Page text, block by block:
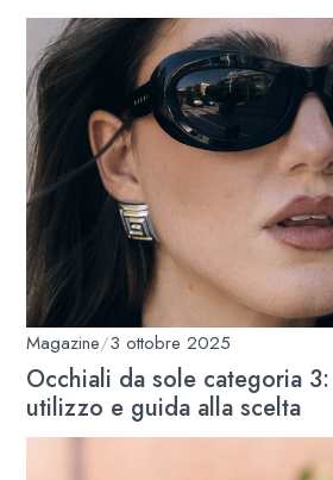
Magazine/3 ottobre 2025
Occhiali da sole categoria
utilizzo e guida alla scelta